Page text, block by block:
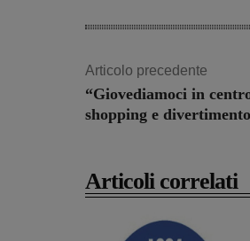
Articolo precedente
“Giovediamoci in
shopping e
Articoli correlati